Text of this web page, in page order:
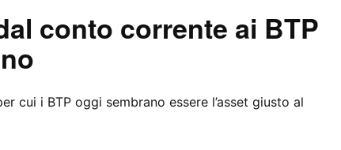
conto corrente ai BTP
cui i BTP oggi sembrano essere l’asset giusto al